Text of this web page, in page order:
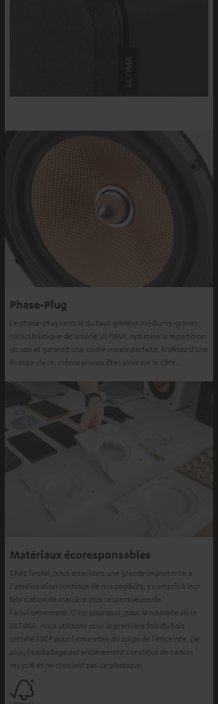
Phase-Plug
Le phase-plug central du haut-parleur médiums-graves,
caractéristique de la série ULTIMA, optimise la répartition
du son et garantit une clarté vocale parfaite. Profitez d’une
écoute claire, même si vous êtes assis sur le côté.
Matériaux écoresponsables
Chez Teufel, nous attachons une grande importance à
l'amélioration continue de nos produits, y compris à leur
fabrication de manière plus respectueuse de
l'environnement. C'est pourquoi, pour la nouvelle série
ULTIMA, nous utilisons pour la première fois du bois
certifié FSC® pour l'ensemble du corps de l'enceinte. De
plus, l'emballage est entièrement constitué de carton
recyclé et ne contient pas de plastique.